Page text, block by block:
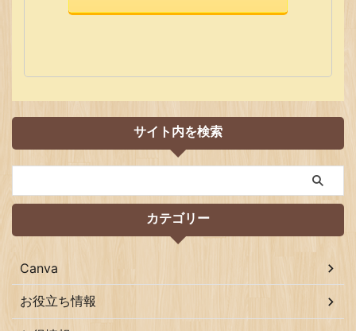
サイト内を検索
カテゴリー
Canva
お役立ち情報